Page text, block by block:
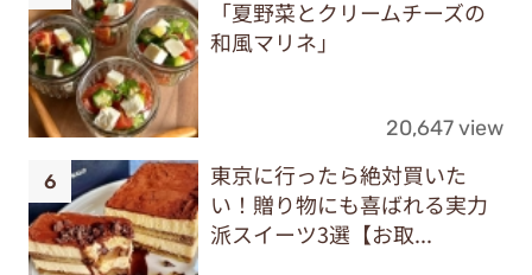
「夏野菜とクリームチーズの
和風マリネ」
20,647 view
東京に行ったら絶対買いた
い！贈り物にも喜ばれる実力
派スイーツ3選【お取...